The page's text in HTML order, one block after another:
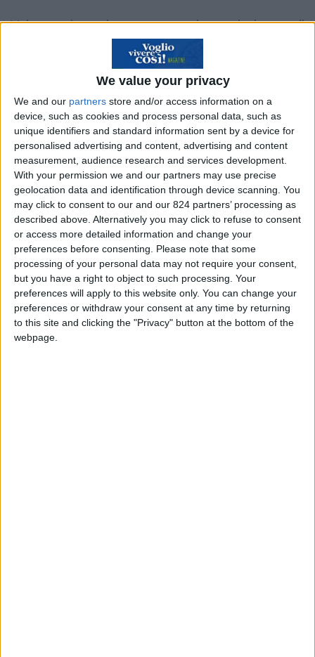
We value your privacy
We and our partners store and/or access information on a
device, such as cookies and process personal data, such as
unique identifiers and standard information sent by a device for
personalised advertising and content, advertising and content
measurement, audience research and services development.
With your permission we and our partners may use precise
geolocation data and identification through device scanning. You
may click to consent to our and our 824 partners’ processing as
described above. Alternatively you may click to refuse to consent
or access more detailed information and change your
preferences before consenting. Please note that some
processing of your personal data may not require your consent,
but you have a right to object to such processing. Your
preferences will apply to this website only. You can change your
preferences or withdraw your consent at any time by returning
to this site and clicking the "Privacy" button at the bottom of the
webpage.
Volevo ringraziare ancora la redazione di
Voglioviverecosi per aver dato spazio al mio
articolo, e fare i complimenti per il sito internet.
Sto ricevendo tantissime mail da parte di
frequentatori del sito che mi raccontano la loro
esperienza di vita: tanti, leggendo il mio articolo,
provano le stesse sensazioni che vivevo io fino a
pochissimo tempo fa: vita lavorativa monotona e
poco stimolante, desiderio di inseguire i propri
sogni, voglia di fare qualcosa per se stessi e non
per gli altri; c’è chi ha o aveva una famiglia, chi
non ha più il lavoro, chi è veramente un leone in
gabbia, e chi vuole semplicemente cambiare
vita.
Ma dalle mail che ricevo la cosa che traspare più